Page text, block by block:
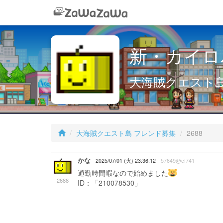
新・カイ
大海賊クエスト
大海賊クエスト島 フレンド募集 2688
2688
かな 2025/07/01 (火) 23:36:12 57649@ef741
通勤時間暇なので始めました
ID：「210078530」